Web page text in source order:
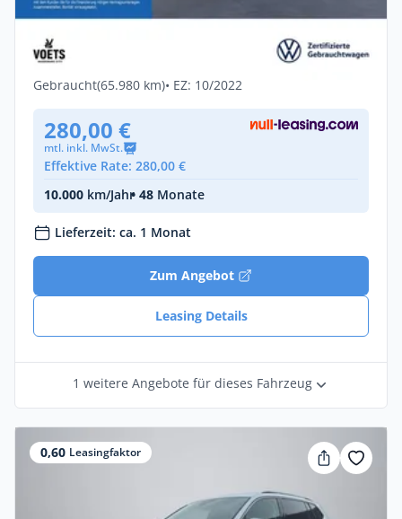
Volkswagen Tiguan Allspace 1.5 TSI DSG
Life MATRIX-LED+NAVI
Benzin •
Gebraucht(65.980 km)• EZ: 10/2022
280,00 €
mtl. inkl. MwSt.
Effektive Rate: 280,00 €
10.000 km/Jahr• 48 Monate
Lieferzeit: ca. 1 Monat
Zum Angebot
Leasing Details
1 weitere Angebote für dieses Fahrzeug
0,60 Leasingfaktor